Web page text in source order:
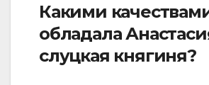
Какими
обладала
слуцкая княгиня?